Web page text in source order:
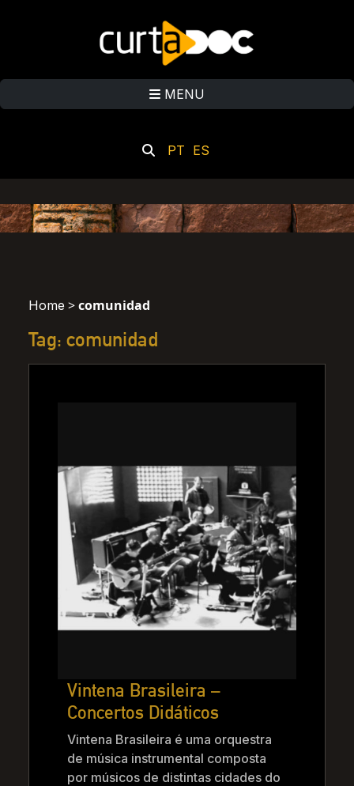
MENU
PT ES
Home >comunidad
Tag: comunidad
Vintena Brasileira –
Concertos Didáticos
Vintena Brasileira é uma orquestra
de música instrumental composta
por músicos de distintas cidades do